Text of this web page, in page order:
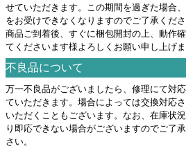
せていただきます。この期間を過ぎた場合
をお受けできなくなりますのでご了承くださ
商品ご到着後、すぐに梱包開封の上、動作
てくださいます様よろしくお願い申し上げま
不良品について
万一不良品がございましたら、修理にて対
ていただきます。場合によっては交換対応
いただくこともございます。なお、在庫状
り即応できない場合がございますのでご了
さい。